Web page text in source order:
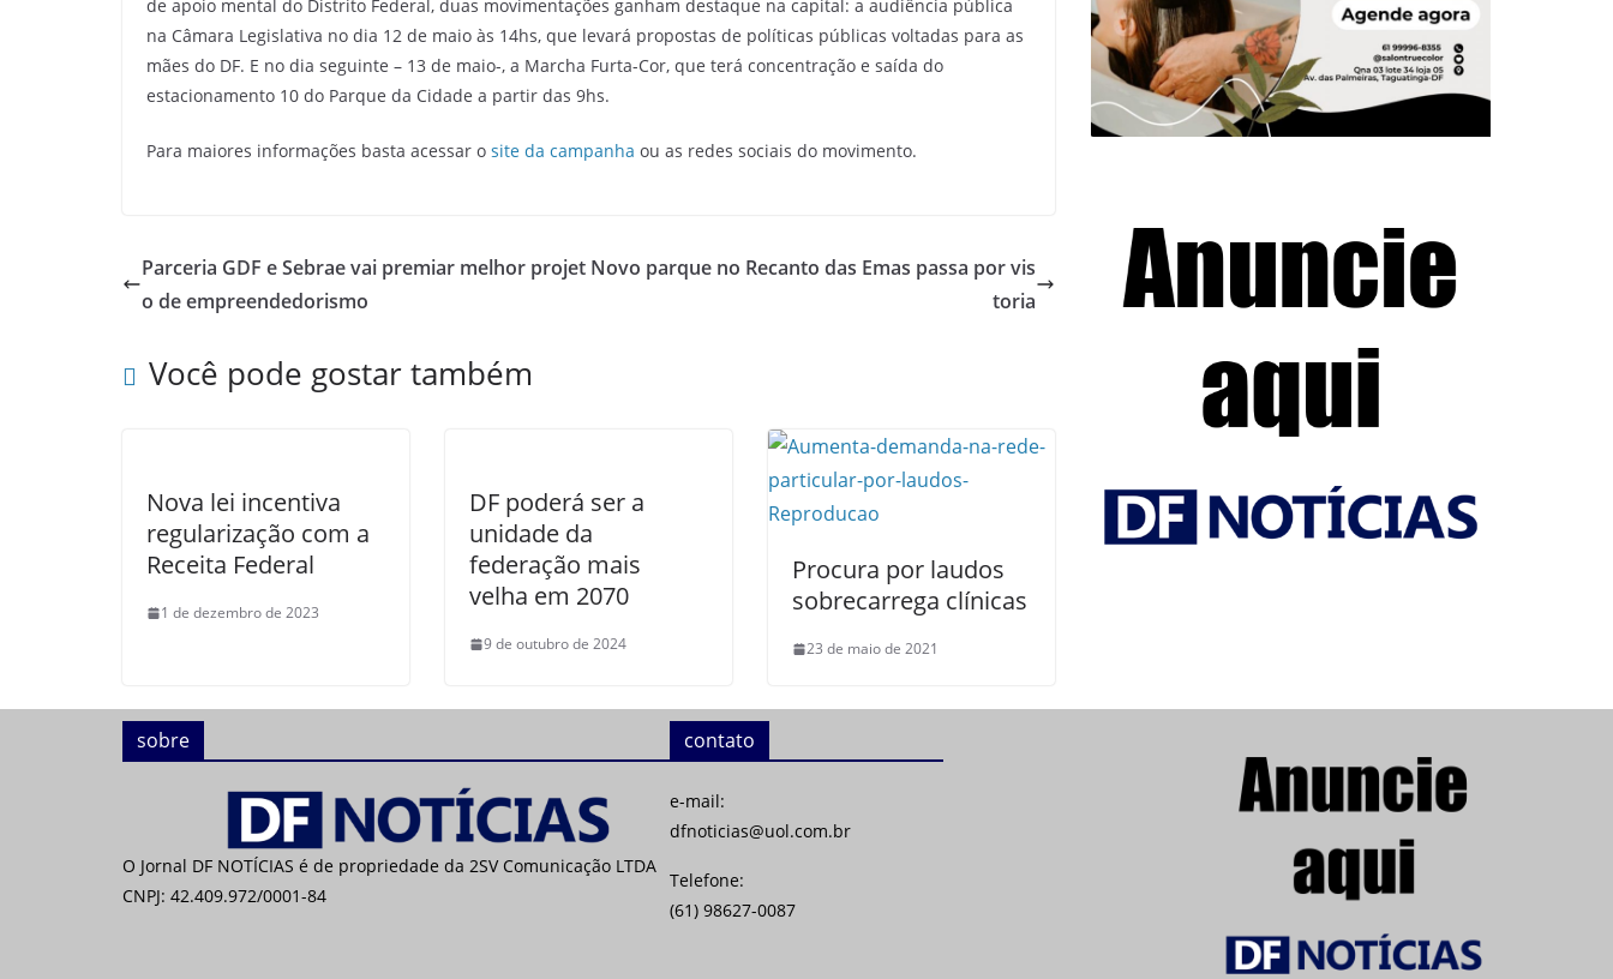
de apoio mental do Distrito Federal, duas movimentações ganham destaque na capital: a audiência pública
na Câmara Legislativa no dia 12 de maio às 14hs, que levará propostas de políticas públicas voltadas para as
mães do DF. E no dia seguinte – 13 de maio-, a Marcha Furta-Cor, que terá concentração e saída do
estacionamento 10 do Parque da Cidade a partir das 9hs.
Para maiores informações basta acessar o site da campanha ou as redes sociais do movimento.
Parceria GDF e Sebrae vai premiar melhor projet
o de empreendedorismo
Novo parque no Recanto das Emas passa por vis
toria
Você pode gostar também
Nova lei incentiva
regularização com a
Receita Federal
1 de dezembro de 2023
DF poderá ser a
unidade da
federação mais
velha em 2070
9 de outubro de 2024
Procura por laudos
sobrecarrega clínicas
23 de maio de 2021
sobre
O Jornal DF NOTÍCIAS é de propriedade da 2SV Comunicação LTDA
CNPJ: 42.409.972/0001-84
contato
e-mail:
dfnoticias@uol.com.br
Telefone:
(61) 98627-0087